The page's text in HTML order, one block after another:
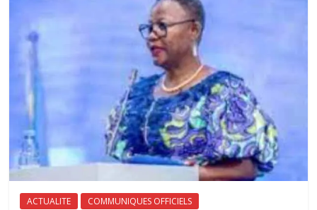
ACTUALITE COMMUNIQUES OFFICIELS